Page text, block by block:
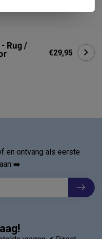
Rug /
€29,95
en ontvang als eerste
➡️